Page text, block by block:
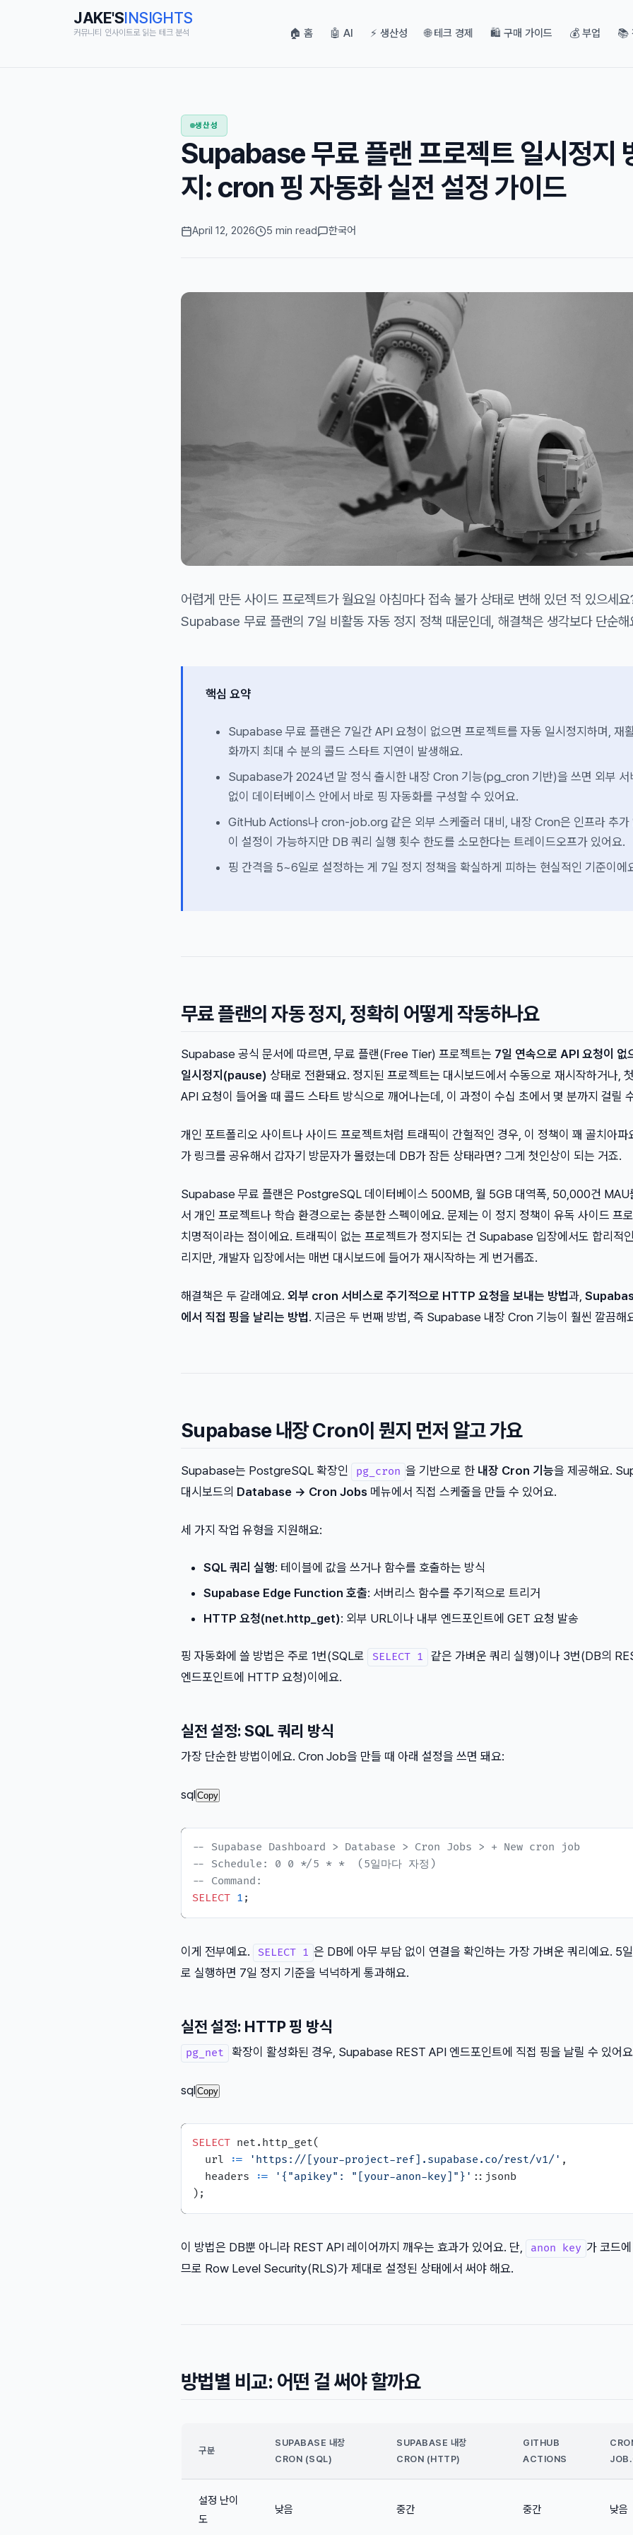
JAKE'SINSIGHTS
커뮤니티 인사이트로 읽는 테크 분석 🏠 홈 🤖 AI ⚡ 생산성 🌐 테크 경제 🛍️ 구매 가이드 💰 부업 📚
생산성
Supabase 무료 플랜 프로젝트 일시정지
지: cron 핑 자동화 실전 설정 가이드
April 12, 2026 5 min read 한국어
어렵게 만든 사이드 프로젝트가 월요일 아침마다 접속 불가 상태로 변해 있던 적 있으세요
Supabase 무료 플랜의 7일 비활동 자동 정지 정책 때문인데, 해결책은 생각보다 단순해
핵심 요약
Supabase 무료 플랜은 7일간 API 요청이 없으면 프로젝트를 자동 일시정지하며, 재
화까지 최대 수 분의 콜드 스타트 지연이 발생해요.
Supabase가 2024년 말 정식 출시한 내장 Cron 기능(pg_cron 기반)을 쓰면 외부 서
없이 데이터베이스 안에서 바로 핑 자동화를 구성할 수 있어요.
GitHub Actions나 cron-job.org 같은 외부 스케줄러 대비, 내장 Cron은 인프라 추가
이 설정이 가능하지만 DB 쿼리 실행 횟수 한도를 소모한다는 트레이드오프가 있어요.
핑 간격을 5~6일로 설정하는 게 7일 정지 정책을 확실하게 피하는 현실적인 기준이에
무료 플랜의 자동 정지, 정확히 어떻게 작동하나요
Supabase 공식 문서에 따르면, 무료 플랜(Free Tier) 프로젝트는 7일 연속으로 API 요청이 없
일시정지(pause) 상태로 전환돼요. 정지된 프로젝트는 대시보드에서 수동으로 재시작하거나,
API 요청이 들어올 때 콜드 스타트 방식으로 깨어나는데, 이 과정이 수십 초에서 몇 분까지 걸릴
개인 포트폴리오 사이트나 사이드 프로젝트처럼 트래픽이 간헐적인 경우, 이 정책이 꽤 골치아파
가 링크를 공유해서 갑자기 방문자가 몰렸는데 DB가 잠든 상태라면? 그게 첫인상이 되는 거죠.
Supabase 무료 플랜은 PostgreSQL 데이터베이스 500MB, 월 5GB 대역폭, 50,000건 MAU
서 개인 프로젝트나 학습 환경으로는 충분한 스펙이에요. 문제는 이 정지 정책이 유독 사이드 프로
치명적이라는 점이에요. 트래픽이 없는 프로젝트가 정지되는 건 Supabase 입장에서도 합리적
리지만, 개발자 입장에서는 매번 대시보드에 들어가 재시작하는 게 번거롭죠.
해결책은 두 갈래예요. 외부 cron 서비스로 주기적으로 HTTP 요청을 보내는 방법과,
에서 직접 핑을 날리는 방법. 지금은 두 번째 방법, 즉 Supabase 내장 Cron 기능이 훨씬 깔끔해
Supabase 내장 Cron이 뭔지 먼저 알고 가요
Supabase는 PostgreSQL 확장인 pg_cron 을 기반으로 한 내장 Cron 기능을 제공해요.
대시보드의 Database → Cron Jobs 메뉴에서 직접 스케줄을 만들 수 있어요.
세 가지 작업 유형을 지원해요:
SQL 쿼리 실행: 테이블에 값을 쓰거나 함수를 호출하는 방식
Supabase Edge Function 호출: 서버리스 함수를 주기적으로 트리거
HTTP 요청(net.http_get): 외부 URL이나 내부 엔드포인트에 GET 요청 발송
핑 자동화에 쓸 방법은 주로 1번(SQL로 SELECT 1
같은 가벼운 쿼리 실행)이나 3번(DB의
엔드포인트에 HTTP 요청)이에요.
실전 설정: SQL 쿼리 방식
가장 단순한 방법이에요. Cron Job을 만들 때 아래 설정을 쓰면 돼요:
sqlCopy
-- Supabase Dashboard > Database > Cron Jobs > + New cron job
-- Schedule: 0 0 */5 * *  (5일마다 자정)
-- Command:
SELECT 1
이게 전부예요. SELECT 1 은 DB에 아무 부담 없이 연결을 확인하는 가장 가벼운 쿼리예요. 5
로 실행하면 7일 정지 기준을 넉넉하게 통과해요.
실전 설정: HTTP 핑 방식
pg_net 확장이 활성화된 경우, Supabase REST API 엔드포인트에 직접 핑을 날릴 수 있어
sqlCopy
SELECT net.http_get(
  url :
= 'https://[your-project-ref].supabase.co/rest/v1/' ,
  headers :
= '{"apikey": "[your-anon-key]"}' ::jsonb
이 방법은 DB뿐 아니라 REST API 레이어까지 깨우는 효과가 있어요. 단, anon key 가 코드
므로 Row Level Security(RLS)가 제대로 설정된 상태에서 써야 해요.
방법별 비교: 어떤 걸 써야 할까요
구분
SUPABASE 내장
CRON (SQL)
SUPABASE 내장
CRON (HTTP)
GITHUB
ACTIONS
설정 난이
도
낮음 중간 중간 낮음